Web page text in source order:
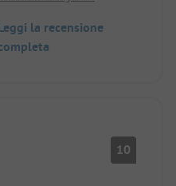
la recensione
10